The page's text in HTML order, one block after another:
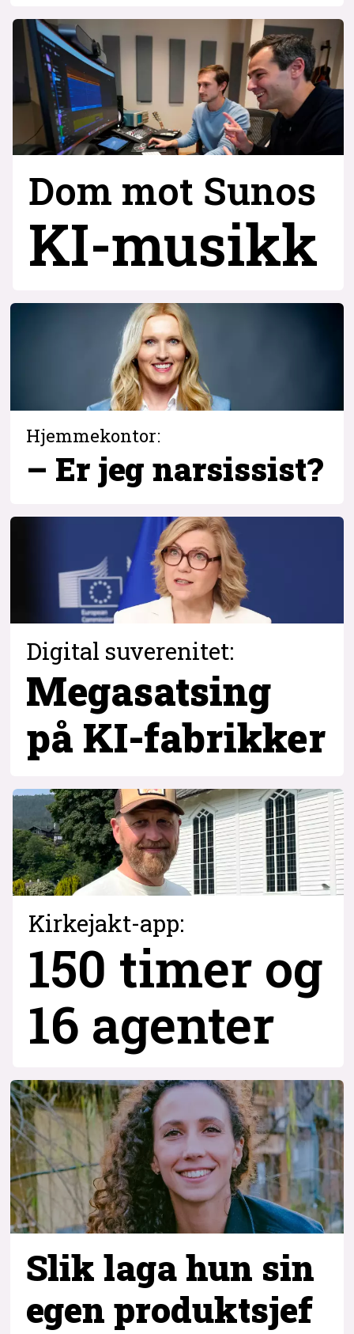
Dom mot Sunos
KI-musikk
Hjemmekontor:
– Er jeg narsissist?
Digital suverenitet:
Megasatsing
på KI-fabrikker
Kirkejakt-app:
150 timer og
16 agenter
Slik laga hun sin
egen produktsjef